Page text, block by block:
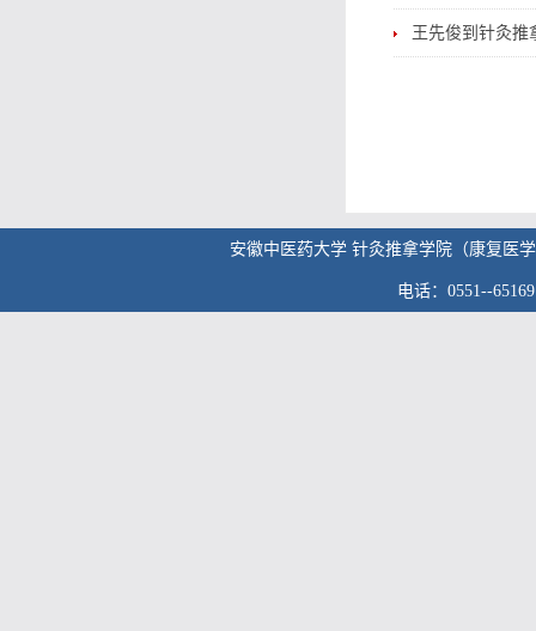
王先俊到针灸推
安徽中医药大学 针灸推拿学院（康复医
电话：0551--